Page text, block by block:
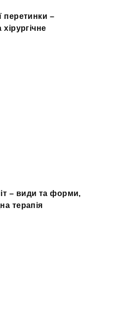
перетинки –
– види та форми,
терапія